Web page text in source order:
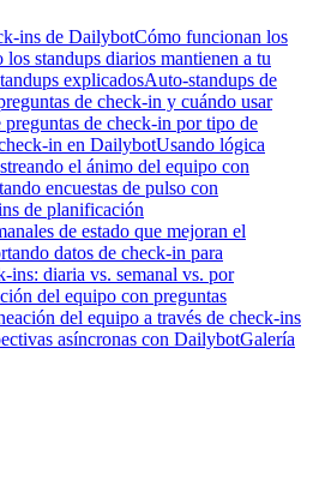
ins de DailybotCómo funcionan los
los standups diarios mantienen a tu
explicadosAuto-standups de
de check-in y cuándo usar
preguntas de check-in por tipo de
in en DailybotUsando lógica
el ánimo del equipo con
encuestas de pulso con
de planificación
de estado que mejoran el
datos de check-in para
ins: diaria vs. semanal vs. por
del equipo con preguntas
del equipo a través de check-ins
asíncronas con DailybotGalería